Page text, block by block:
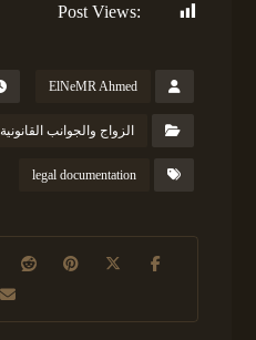
Post Views:
ElNeMR Ahmed
الزواج والجوانب القانونية
legal documentation